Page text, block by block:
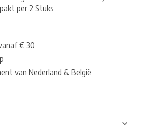
per 2 Stuks
€ 30
van Nederland & België